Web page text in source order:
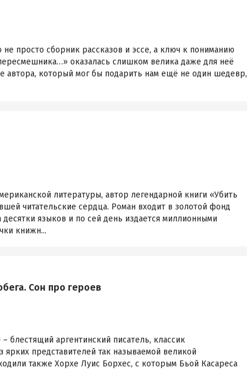
просто сборник рассказов и эссе, а ключ к пониманию
оказалась слишком велика даже для неё
автора, который мог бы подарить нам ещё не один шедевр,
литературы, автор легендарной книги «Убить
читательские сердца. Роман входит в золотой фонд
языков и по сей день издается миллионными
книжн...
Сон про героев
блестящий аргентинский писатель, классик
представителей так называемой великой
также Хорхе Луис Борхес, с которым Бьой Касареса